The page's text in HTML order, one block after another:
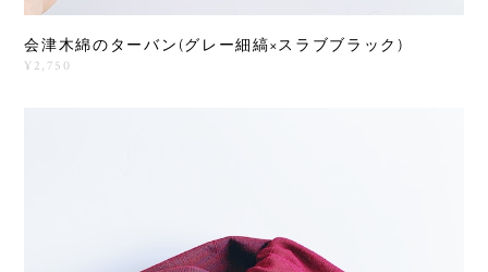
会津木綿のターバン(グレー細縞×スラブブラック)
¥2,750